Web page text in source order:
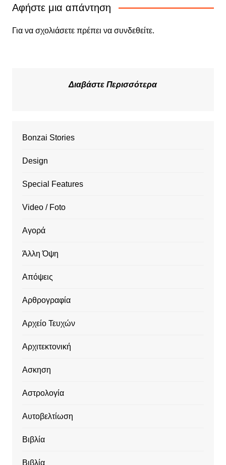
Αφήστε μια απάντηση
Για να σχολιάσετε πρέπει να συνδεθείτε.
Διαβάστε Περισσότερα
Bonzai Stories
Design
Special Features
Video / Foto
Αγορά
Άλλη Όψη
Απόψεις
Αρθρογραφία
Αρχείο Τευχών
Αρχιτεκτονική
Ασκηση
Αστρολογία
Αυτοβελτίωση
Βιβλία
Βιβλία